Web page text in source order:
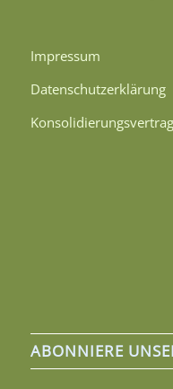
Impressum
Datenschutzerklärung
Konsolidierungsvertrag
ABONNIERE